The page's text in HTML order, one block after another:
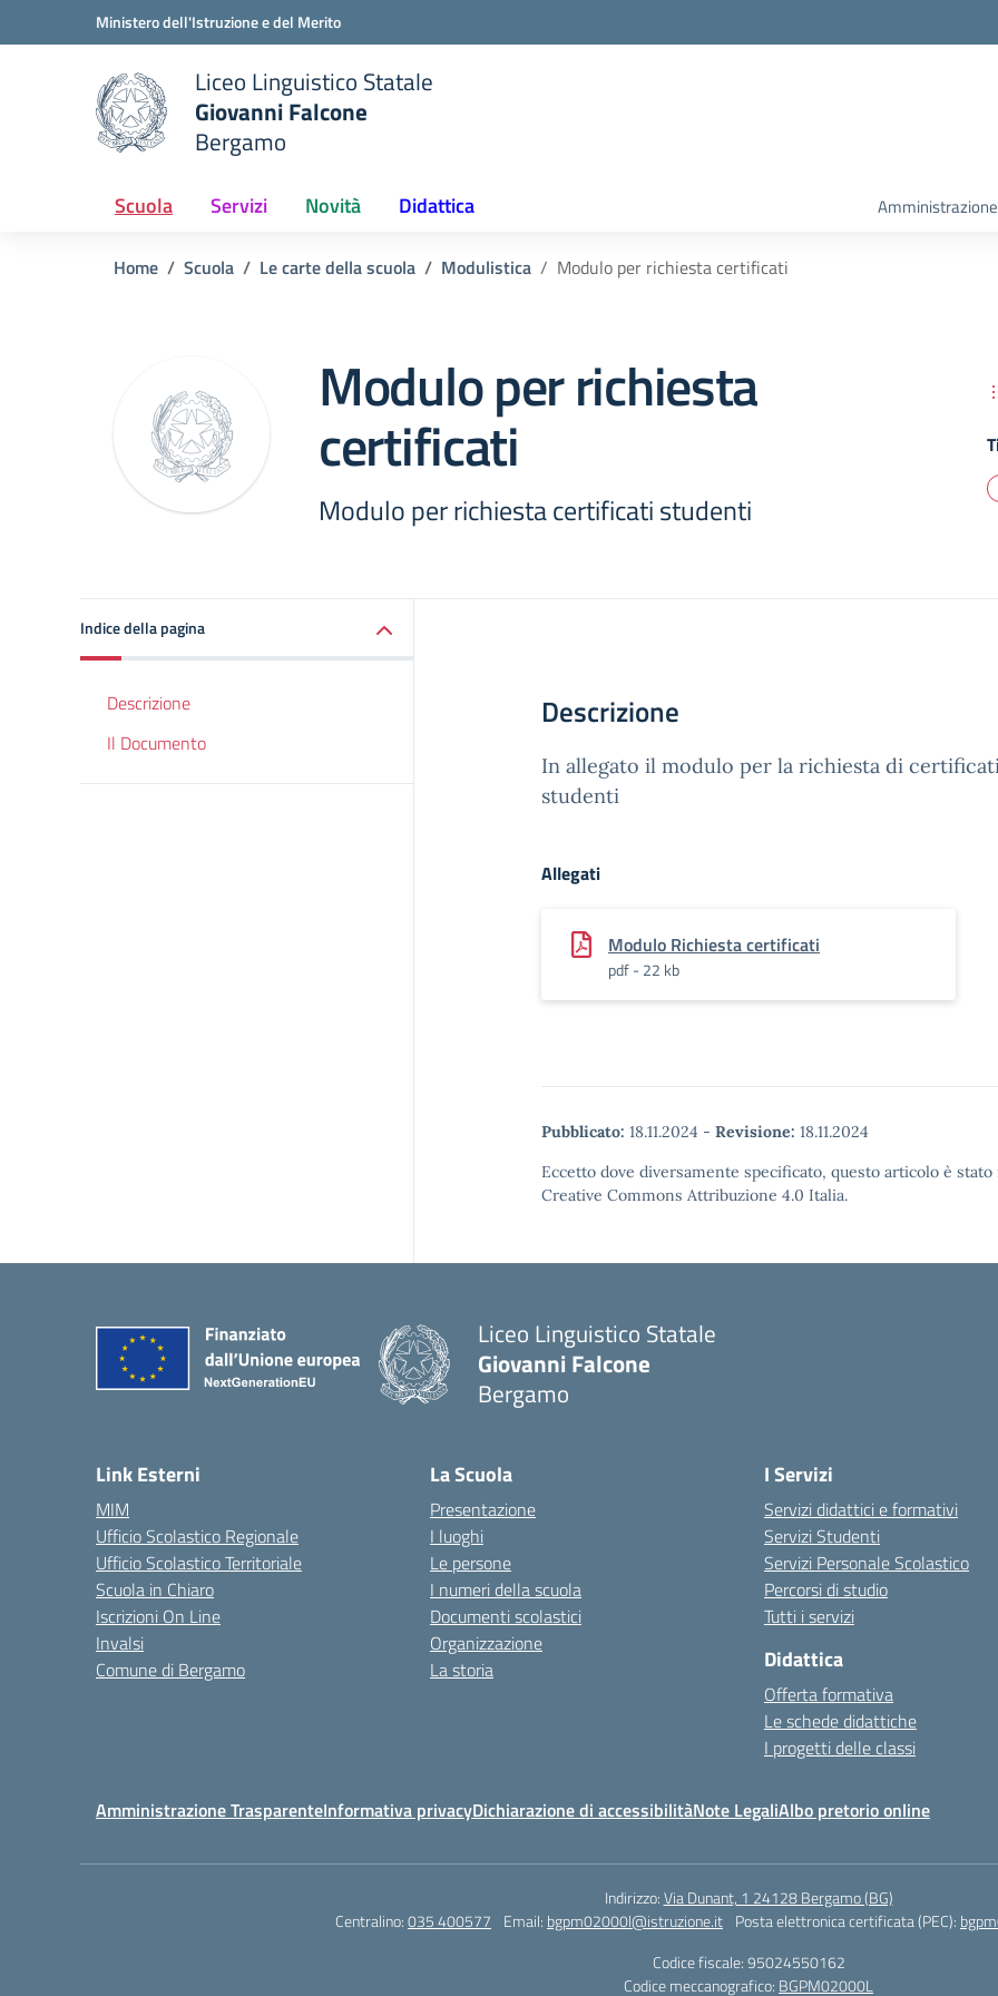
Vai ai contenuti
Vai al menu di navigazioneMinistero dell'Istruzione e del Merito
scuola
Liceo Linguistico Statale
Giovanni Falcone
Bergamo
Scuola Servizi Novità Didattica
Home Scuola Le carte della scuola Modulistica Modulo per richiesta certificati
Modulo per richiesta
certificati
Modulo per richiesta certificati studenti
Indice della pagina
Descrizione
Il Documento
Descrizione
In allegato il modulo per la richiesta di
studenti
Allegati
Modulo Richiesta certificati
pdf - 22 kb
Pubblicato: 18.11.2024 - Revisione: 18.11.2024
Eccetto dove diversamente specificato, questo articolo è
Creative Commons Attribuzione 4.0 Italia.
Liceo Linguistico Statale
Giovanni Falcone
Bergamo
Link Esterni
MIM
Ufficio Scolastico Regionale
Ufficio Scolastico Territoriale
Scuola in Chiaro
Iscrizioni On Line
Invalsi
Comune di Bergamo
La Scuola
Presentazione
I luoghi
Le persone
I numeri della scuola
Documenti scolastici
Organizzazione
La storia
I Servizi
Servizi didattici e formativi
Servizi Studenti
Servizi Personale Scolastico
Percorsi di studio
Tutti i servizi
Didattica
Offerta formativa
Le schede didattiche
I progetti delle classi
Amministrazione TrasparenteInformativa privacyDichiarazione di accessibilitàNote LegaliAlbo pretorio online
Indirizzo:Via Dunant, 1 24128 Bergamo (BG)
Centralino:035 400577 Email: bgpm02000l@istruzione.it Posta elettronica certificata (PEC):
Codice fiscale: 95024550162
Codice meccanografico: BGPM02000L